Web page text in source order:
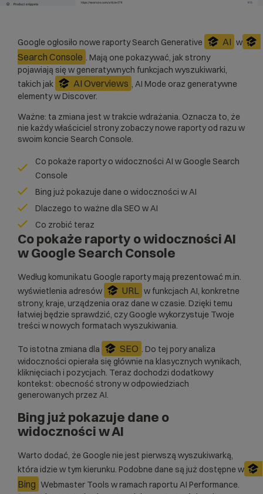
Google ogłosiło nowe raporty Search Generative AI w
Search Console
. Mają one pokazywać, jak strony
pojawiają się w generatywnych funkcjach wyszukiwarki,
takich jak
AI Overviews
, AI Mode oraz generatywne
elementy w Discover.
Ważne: ta zmiana jest w trakcie wdrażania. Oznacza to, że
nie każdy właściciel strony zobaczy nowe raporty od razu w
swoim koncie Search Console.
Co pokaże raporty o widoczności AI w Google Search
Console
Bing już pokazuje dane o widoczności w AI
Dlaczego to ważne dla SEO w AI
Co zrobić teraz
Co pokaże raporty o widoczności AI
w Google Search Console
Według komunikatu Google raporty mają prezentować m.in.
wyświetlenia adresów
URL
w funkcjach AI, konkretne
strony, kraje, urządzenia oraz dane w czasie. Dzięki temu
łatwiej będzie sprawdzić, czy Google wykorzystuje Twoje
treści w nowych formatach wyszukiwania.
To istotna zmiana dla SEO
. Do tej pory analiza
widoczności opierała się głównie na klasycznych wynikach,
kliknięciach i pozycjach. Teraz dochodzi dodatkowy
kontekst: obecność strony w odpowiedziach
generowanych przez AI.
Bing już pokazuje dane o
widoczności w AI
Warto dodać, że Google nie jest pierwszą wyszukiwarką,
która idzie w tym kierunku. Podobne dane są już dostępne w
Bing Webmaster Tools w ramach raportu AI Performance.